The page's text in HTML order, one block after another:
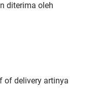
diterima oleh
of delivery artinya